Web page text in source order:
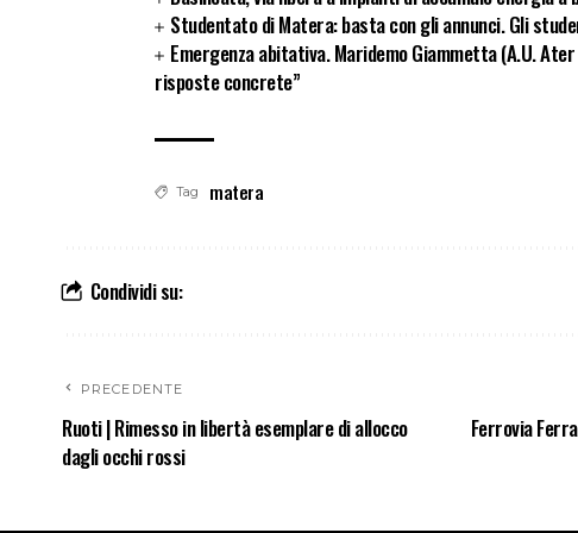
Studentato di Matera: basta con gli annunci. Gli
Emergenza abitativa. Maridemo Giammetta (A.U.
risposte concrete”
Tag matera
Condividi su:
PRECEDENTE
Ruoti | Rimesso in libertà esemplare di allocco
dagli occhi rossi
Ferrovia